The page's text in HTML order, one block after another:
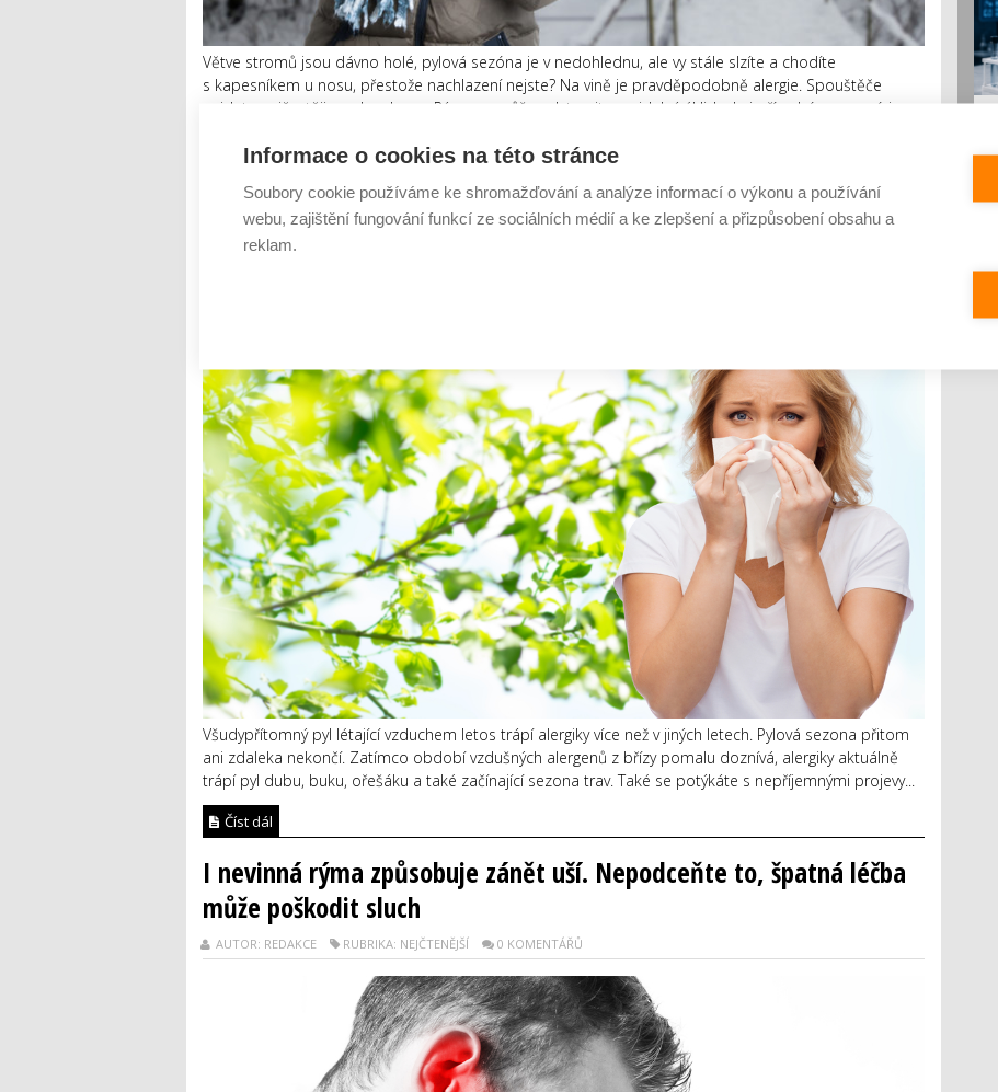
Větve stromů jsou dávno holé, pylová sezóna je v nedohlednu, ale vy stále slzíte a chodíte
s kapesníkem u nosu, přestože nachlazení nejste? Na vině je pravděpodobně alergie. Spouštěče
najdete nejčastěji u sebe doma. Rýmu pomůže odstranit pravidelný úklid, ale i přírodní pomocníci.
Bylinky, které pomohou při rýmě či ekzému
Všudypřítomný pyl létající vzduchem letos trápí alergiky více než v jiných letech. Pylová sezona přitom
ani zdaleka nekončí. Zatímco období vzdušných alergenů z břízy pomalu doznívá, alergiky aktuálně
trápí pyl dubu, buku, ořešáku a také začínající sezona trav. Také se potýkáte s nepříjemnými projevy...
Číst dál
I nevinná rýma způsobuje zánět uší. Nepodceňte to, špatná léčba
může poškodit sluch
AUTOR: REDAKCE RUBRIKA: NEJČTENĚJŠÍ 0 KOMENTÁŘŮ
Informace o cookies na této stránce
Soubory cookie používáme ke shromažďování a analýze informací o výkonu a používání
webu, zajištění fungování funkcí ze sociálních médií a ke zlepšení a přizpůsobení obsahu a
reklam.